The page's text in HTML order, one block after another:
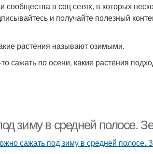
в соц сетях, в которых
и получайте полезный
растения называют озимыми.
сажать по осени, какие растения
зиму в средней полосе.